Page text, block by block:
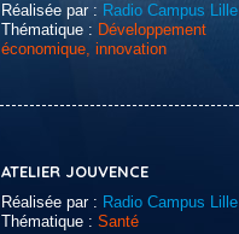
Réalisée par : Radio Campus Lille
Thématique : Développement
économique, innovation
ATELIER JOUVENCE
Réalisée par : Radio Campus Lille
Thématique : Santé